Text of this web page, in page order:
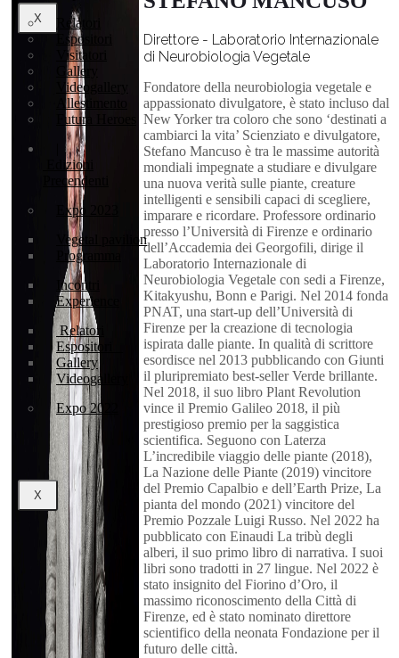
X
Relatori
Espositori
Visitatori
Gallery
Videogallery
Allestimento
Futura Heroes
Edizioni
Precendenti
Expo 2023
Vegetal pavilion
Programma
Incontri
Experience
Relatori
Espositori
Gallery
Videogallery
Expo 2022
X
Direttore - Laboratorio Internazionale
di Neurobiologia Vegetale
Fondatore della neurobiologia vegetale e
appassionato divulgatore, è stato incluso dal
New Yorker tra coloro che sono ‘destinati a
cambiarci la vita’ Scienziato e divulgatore,
Stefano Mancuso è tra le massime autorità
mondiali impegnate a studiare e divulgare
una nuova verità sulle piante, creature
intelligenti e sensibili capaci di scegliere,
imparare e ricordare. Professore ordinario
presso l’Università di Firenze e ordinario
dell’Accademia dei Georgofili, dirige il
Laboratorio Internazionale di
Neurobiologia Vegetale con sedi a Firenze,
Kitakyushu, Bonn e Parigi. Nel 2014 fonda
PNAT, una start-up dell’Università di
Firenze per la creazione di tecnologia
ispirata dalle piante. In qualità di scrittore
esordisce nel 2013 pubblicando con Giunti
il pluripremiato best-seller Verde brillante.
Nel 2018, il suo libro Plant Revolution
vince il Premio Galileo 2018, il più
prestigioso premio per la saggistica
scientifica. Seguono con Laterza
L’incredibile viaggio delle piante (2018),
La Nazione delle Piante (2019) vincitore
del Premio Capalbio e dell’Earth Prize, La
pianta del mondo (2021) vincitore del
Premio Pozzale Luigi Russo. Nel 2022 ha
pubblicato con Einaudi La tribù degli
alberi, il suo primo libro di narrativa. I suoi
libri sono tradotti in 27 lingue. Nel 2022 è
stato insignito del Fiorino d’Oro, il
massimo riconoscimento della Città di
Firenze, ed è stato nominato direttore
scientifico della neonata Fondazione per il
futuro delle città.